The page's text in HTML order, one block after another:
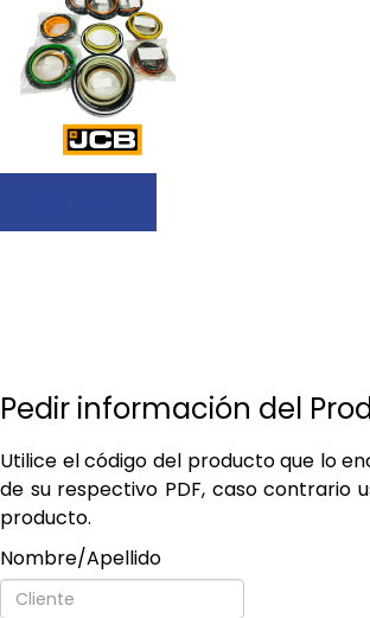
Pedir información del
Utilice el código del producto que lo
de su respectivo PDF, caso contrario
producto.
Nombre/Apellido